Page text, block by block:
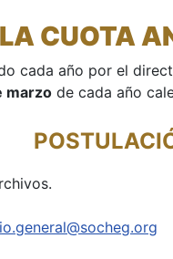
LA CUOTA
cada año por el
marzo de cada año